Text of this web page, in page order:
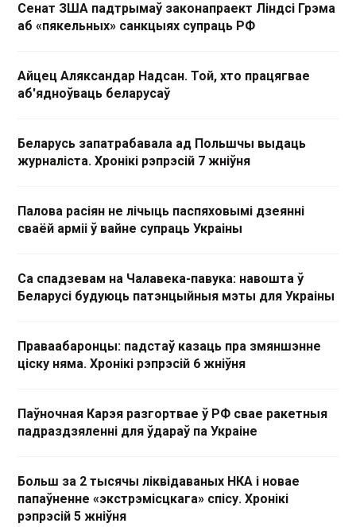
Сенат ЗША падтрымаў законапраект Ліндсі Грэма
аб «пякельных» санкцыях супраць РФ
Айцец Аляксандар Надсан. Той, хто працягвае
аб'ядноўваць беларусаў
Беларусь запатрабавала ад Польшчы выдаць
журналіста. Хронікі рэпрэсій 7 жніўня
Палова расіян не лічыць паспяховымі дзеянні
сваёй арміі ў вайне супраць Украіны
Са спадзевам на Чалавека-павука: навошта ў
Беларусі будуюць патэнцыйныя мэты для Украіны
Праваабаронцы: падстаў казаць пра змяншэнне
ціску няма. Хронікі рэпрэсій 6 жніўня
Паўночная Карэя разгортвае ў РФ свае ракетныя
падраздзяленні для ўдараў па Украіне
Больш за 2 тысячы ліквідаваных НКА і новае
папаўненне «экстрэмісцкага» спісу. Хронікі
рэпрэсій 5 жніўня